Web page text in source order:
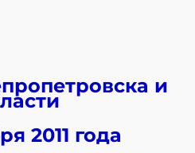
и
2011 года